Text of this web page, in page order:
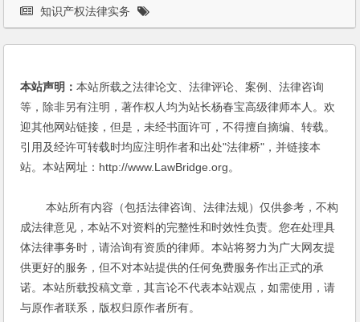
知识产权法律实务
本站声明：本站所载之法律论文、法律评论、案例、法律咨询
等，除非另有注明，著作权人均为站长杨春宝高级律师本人。欢
迎其他网站链接，但是，未经书面许可，不得擅自摘编、转载。
引用及经许可转载时均应注明作者和出处"法律桥"，并链接本
站。本站网址：http://www.LawBridge.org。
本站所有内容（包括法律咨询、法律法规）仅供参考，不构
成法律意见，本站不对资料的完整性和时效性负责。您在处理具
体法律事务时，请洽询有资质的律师。本站将努力为广大网友提
供更好的服务，但不对本站提供的任何免费服务作出正式的承
诺。本站所载投稿文章，其言论不代表本站观点，如需使用，请
与原作者联系，版权归原作者所有。